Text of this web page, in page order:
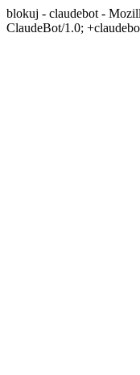
blokuj - claudebot -
ClaudeBot/1.0;